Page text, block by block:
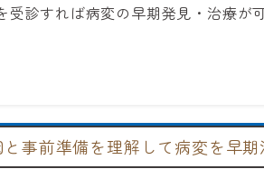
受診すれば病変の早期発見・治療が
事前準備を理解して病変を早期